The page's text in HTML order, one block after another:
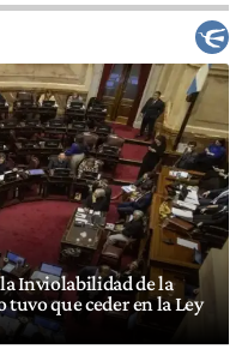
Inviolabilidad de la
que ceder en la Ley